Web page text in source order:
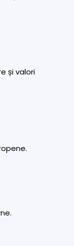
și valori